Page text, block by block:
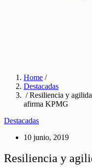
Home /
Destacadas
/ Resiliencia y
afirma KPMG
Destacadas
10 junio, 2019
Resiliencia y